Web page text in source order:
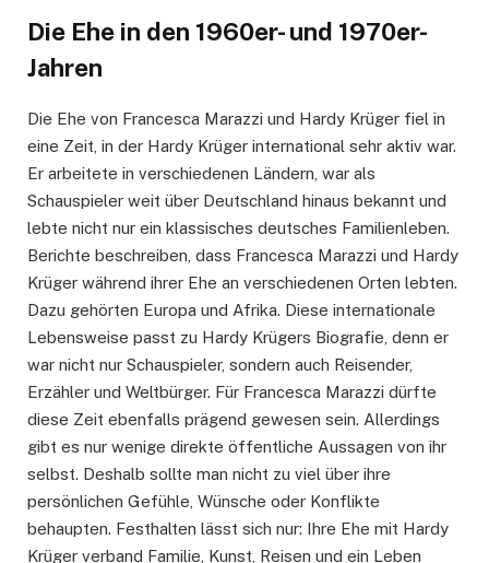
Die Ehe in den 1960er- und 1970er-
Jahren
Die Ehe von Francesca Marazzi und Hardy Krüger fiel in
eine Zeit, in der Hardy Krüger international sehr aktiv war.
Er arbeitete in verschiedenen Ländern, war als
Schauspieler weit über Deutschland hinaus bekannt und
lebte nicht nur ein klassisches deutsches Familienleben.
Berichte beschreiben, dass Francesca Marazzi und Hardy
Krüger während ihrer Ehe an verschiedenen Orten lebten.
Dazu gehörten Europa und Afrika. Diese internationale
Lebensweise passt zu Hardy Krügers Biografie, denn er
war nicht nur Schauspieler, sondern auch Reisender,
Erzähler und Weltbürger. Für Francesca Marazzi dürfte
diese Zeit ebenfalls prägend gewesen sein. Allerdings
gibt es nur wenige direkte öffentliche Aussagen von ihr
selbst. Deshalb sollte man nicht zu viel über ihre
persönlichen Gefühle, Wünsche oder Konflikte
behaupten. Festhalten lässt sich nur: Ihre Ehe mit Hardy
Krüger verband Familie, Kunst, Reisen und ein Leben